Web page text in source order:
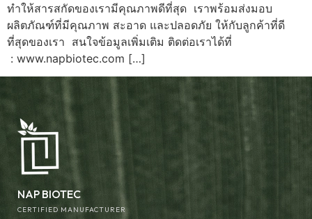
ทำให้สารสกัดของเรามีคุณภาพดีที่สุด เราพร้อมส่งมอบ
ผลิตภัณฑ์ที่มีคุณภาพ สะอาด และปลอดภัย ให้กับลูกค้าที่ดี
ที่สุดของเรา สนใจข้อมูลเพิ่มเติม ติดต่อเราได้ที่
: www.napbiotec.com […]
NAP BIOTEC
CERTIFIED MANUFACTURER